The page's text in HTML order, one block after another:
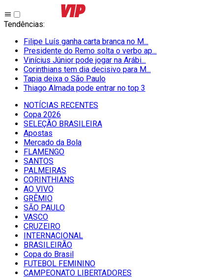
Tendências:
Filipe Luís ganha carta branca no M...
Presidente do Remo solta o verbo ap...
Vinícius Júnior pode jogar na Arábi...
Corinthians tem dia decisivo para M...
Tapia deixa o São Paulo
Thiago Almada pode entrar no top 3
NOTÍCIAS RECENTES
Copa 2026
SELEÇÃO BRASILEIRA
Apostas
Mercado da Bola
FLAMENGO
SANTOS
PALMEIRAS
CORINTHIANS
AO VIVO
GRÊMIO
SĀO PAULO
VASCO
CRUZEIRO
INTERNACIONAL
BRASILEIRÃO
Copa do Brasil
FUTEBOL FEMININO
CAMPEONATO LIBERTADORES